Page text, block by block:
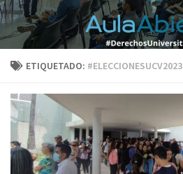
ETIQUETADO: #ELECCIONESUCV2023